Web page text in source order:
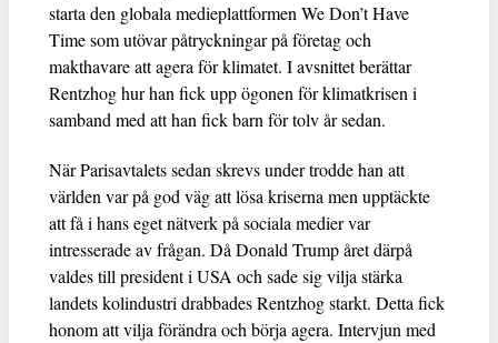
starta den globala medieplattformen We Don’t Have
Time som utövar påtryckningar på företag och
makthavare att agera för klimatet. I avsnittet berättar
Rentzhog hur han fick upp ögonen för klimatkrisen i
samband med att han fick barn för tolv år sedan.
När Parisavtalets sedan skrevs under trodde han att
världen var på god väg att lösa kriserna men upptäckte
att få i hans eget nätverk på sociala medier var
intresserade av frågan. Då Donald Trump året därpå
valdes till president i USA och sade sig vilja stärka
landets kolindustri drabbades Rentzhog starkt. Detta fick
honom att vilja förändra och börja agera. Intervjun med